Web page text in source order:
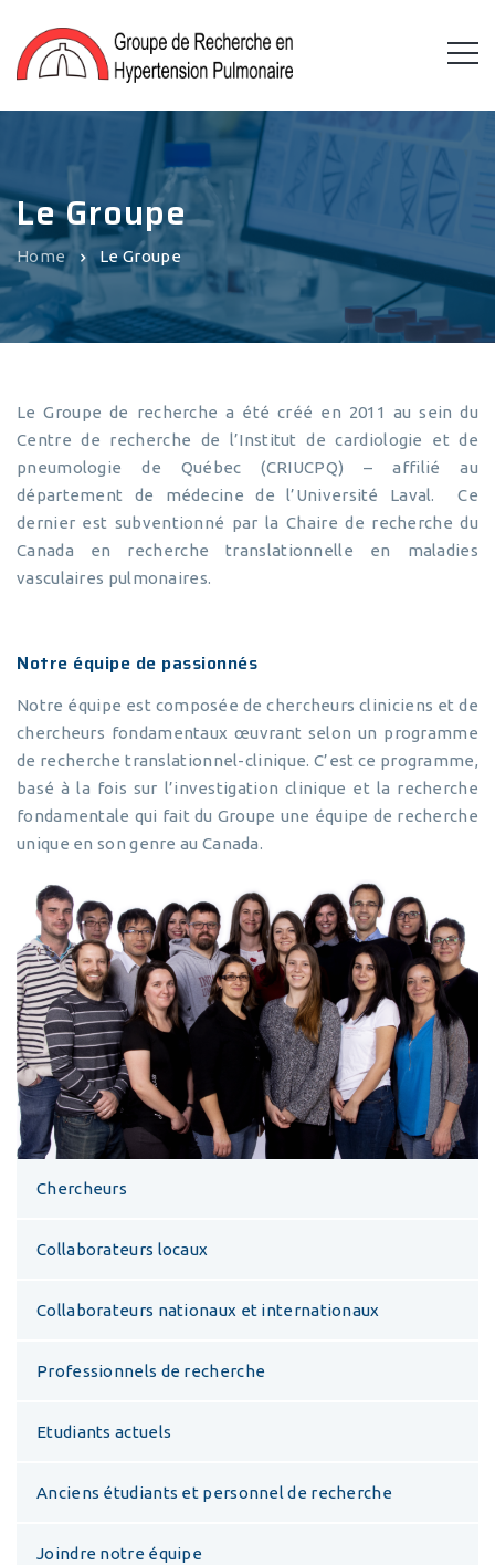
Le Groupe
Home Le Groupe
Le Groupe de recherche a été créé en 2011 au sein du
Centre de recherche de l’Institut de cardiologie et de
pneumologie de Québec (CRIUCPQ) – affilié au
département de médecine de l’Université Laval. Ce
dernier est subventionné par la Chaire de recherche du
Canada en recherche translationnelle en maladies
vasculaires pulmonaires.
Notre équipe de passionnés
Notre équipe est composée de chercheurs cliniciens et de
chercheurs fondamentaux œuvrant selon un programme
de recherche translationnel-clinique. C’est ce programme,
basé à la fois sur l’investigation clinique et la recherche
fondamentale qui fait du Groupe une équipe de recherche
unique en son genre au Canada.
Chercheurs
Collaborateurs locaux
Collaborateurs nationaux et internationaux
Professionnels de recherche
Etudiants actuels
Anciens étudiants et personnel de recherche
Joindre notre équipe